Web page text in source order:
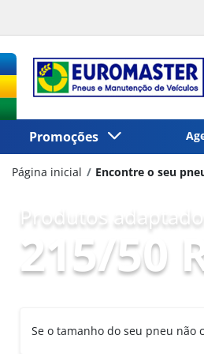
Promoções
Página inicial Encontre o seu
Produtos
215/50
Se o tamanho do seu pneu não